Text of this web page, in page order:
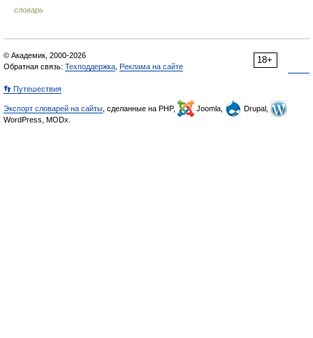
словарь
18+
© Академик, 2000-2026
Обратная связь: Техподдержка Реклама на сайте
👣 Путешествия
Экспорт словарей на сайты , сделанные на PHP, Joomla,
Drupal,
WordPress, MODx.